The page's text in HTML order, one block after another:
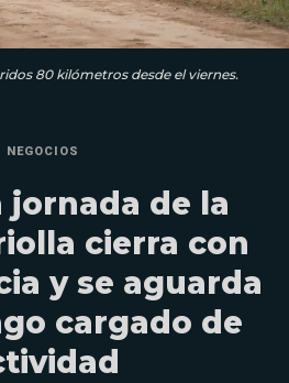
80 kilómetros desde el viernes.
NEGOCIOS
jornada de la
cierra con
y se aguarda
cargado de